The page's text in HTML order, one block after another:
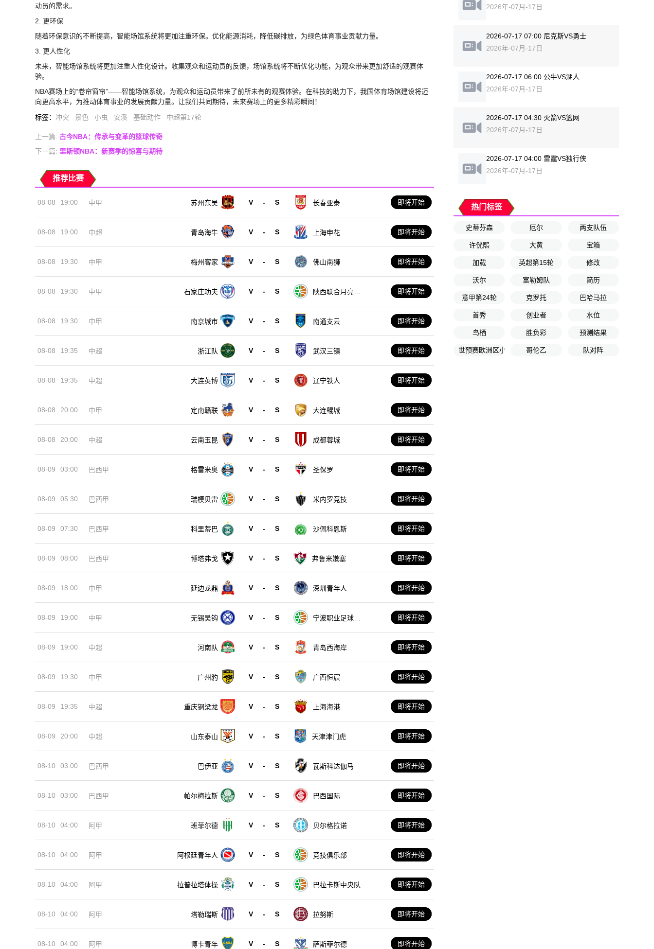
动员的需求。
2. 更环保
随着环保意识的不断提高，智能场馆系统将更加注重环保。优化能源消耗，降低碳排放，为绿色体育事业贡献力量。
3. 更人性化
未来，智能场馆系统将更加注重人性化设计。收集观众和运动员的反馈，场馆系统将不断优化功能，为观众带来更加舒适的观赛体
验。
NBA赛场上的“卷帘窗帘”——智能场馆系统，为观众和运动员带来了前所未有的观赛体验。在科技的助力下，我国体育场馆建设将迈
向更高水平，为推动体育事业的发展贡献力量。让我们共同期待，未来赛场上的更多精彩瞬间！
标签： 冲突 景色 小虫 安溪 基础动作 中超第17轮
上一篇: 古今NBA：传承与变革的篮球传奇
下一篇: 里斯顿NBA：新赛季的惊喜与期待
推荐比赛
08-08 19:00 中甲 苏州东吴 V - S 长春亚泰 即将开始
08-08 19:00 中超 青岛海牛 V - S 上海申花 即将开始
08-08 19:30 中甲 梅州客家 V - S 佛山南狮 即将开始
08-08 19:30 中甲 石家庄功夫 V - S
陕西联合月亮泊
即将开始
08-08 19:30 中甲 南京城市 V - S 南通支云 即将开始
08-08 19:35 中超 浙江队 V - S 武汉三镇 即将开始
08-08 19:35 中超 大连英博 V - S 辽宁铁人 即将开始
08-08 20:00 中甲 定南赣联 V - S 大连鲲城 即将开始
08-08 20:00 中超 云南玉昆 V - S 成都蓉城 即将开始
08-09 03:00 巴西甲 格雷米奥 V - S 圣保罗 即将开始
08-09 05:30 巴西甲 瑞模贝雷 V - S 米内罗竞技 即将开始
08-09 07:30 巴西甲 科里蒂巴 V - S 沙佩科恩斯 即将开始
08-09 08:00 巴西甲 博塔弗戈 V - S 弗鲁米嫩塞 即将开始
08-09 18:00 中甲 延边龙鼎 V - S 深圳青年人 即将开始
08-09 19:00 中甲 无锡吴钩 V - S
宁波职业足球俱
即将开始
08-09 19:00 中超 河南队 V - S 青岛西海岸 即将开始
08-09 19:30 中甲 广州豹 V - S 广西恒宸 即将开始
08-09 19:35 中超 重庆铜梁龙 V - S 上海海港 即将开始
08-09 20:00 中超 山东泰山 V - S 天津津门虎 即将开始
08-10 03:00 巴西甲 巴伊亚 V - S 瓦斯科达伽马 即将开始
08-10 03:00 巴西甲 帕尔梅拉斯 V - S 巴西国际 即将开始
08-10 04:00 阿甲 班菲尔德 V - S 贝尔格拉诺 即将开始
08-10 04:00 阿甲 阿根廷青年人 V - S 竞技俱乐部 即将开始
08-10 04:00 阿甲 拉普拉塔体操 V - S 巴拉卡斯中央队 即将开始
08-10 04:00 阿甲 塔勒瑞斯 V - S 拉努斯 即将开始
08-10 04:00 阿甲 博卡青年 V - S 萨斯菲尔德 即将开始
2026年-07月-17日
2026-07-17 07:00 尼克斯VS勇士
2026年-07月-17日
2026-07-17 06:00 公牛VS湖人
2026年-07月-17日
2026-07-17 04:30 火箭VS篮网
2026年-07月-17日
2026-07-17 04:00 雷霆VS独行侠
2026年-07月-17日
热门标签
史蒂芬森 厄尔 两支队伍
许侊熙 大黄 宝箱
加载 英超第15轮 修改
沃尔 富勒姆队 简历
意甲第24轮 克罗托 巴哈马拉
首秀 创业者 水位
鸟栖 胜负彩 预测结果
世预赛欧洲区小组赛B组第6轮
哥伦乙 队对阵